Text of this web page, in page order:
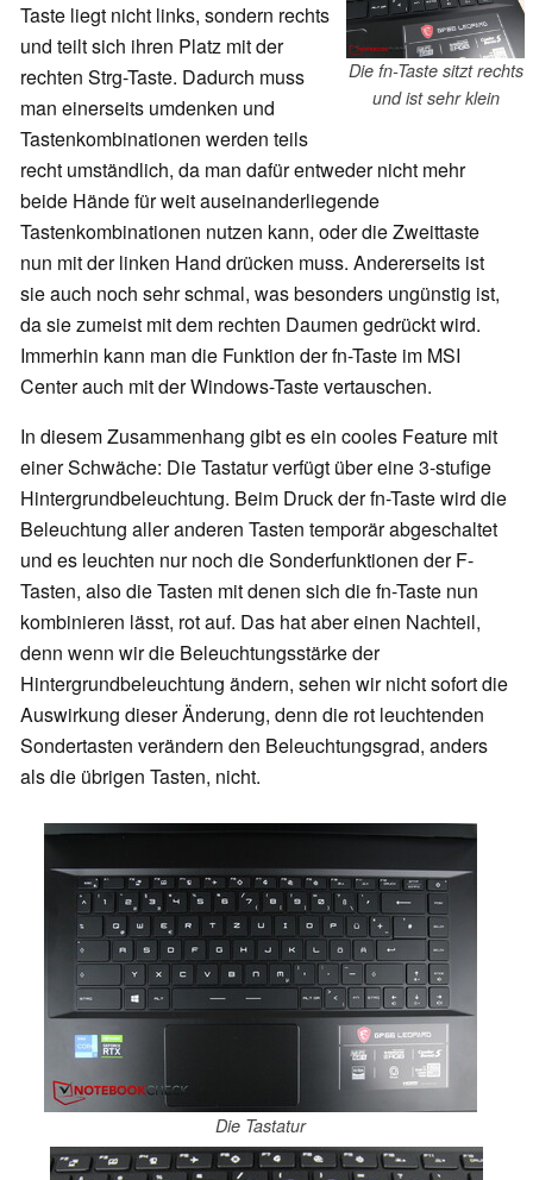
Die fn-Taste sitzt rechts
und ist sehr klein
Taste liegt nicht links, sondern rechts
und teilt sich ihren Platz mit der
rechten Strg-Taste. Dadurch muss
man einerseits umdenken und
Tastenkombinationen werden teils
recht umständlich, da man dafür entweder nicht mehr
beide Hände für weit auseinanderliegende
Tastenkombinationen nutzen kann, oder die Zweittaste
nun mit der linken Hand drücken muss. Andererseits ist
sie auch noch sehr schmal, was besonders ungünstig ist,
da sie zumeist mit dem rechten Daumen gedrückt wird.
Immerhin kann man die Funktion der fn-Taste im MSI
Center auch mit der Windows-Taste vertauschen.
In diesem Zusammenhang gibt es ein cooles Feature mit
einer Schwäche: Die Tastatur verfügt über eine 3-stufige
Hintergrundbeleuchtung. Beim Druck der fn-Taste wird die
Beleuchtung aller anderen Tasten temporär abgeschaltet
und es leuchten nur noch die Sonderfunktionen der F-
Tasten, also die Tasten mit denen sich die fn-Taste nun
kombinieren lässt, rot auf. Das hat aber einen Nachteil,
denn wenn wir die Beleuchtungsstärke der
Hintergrundbeleuchtung ändern, sehen wir nicht sofort die
Auswirkung dieser Änderung, denn die rot leuchtenden
Sondertasten verändern den Beleuchtungsgrad, anders
als die übrigen Tasten, nicht.
Die Tastatur